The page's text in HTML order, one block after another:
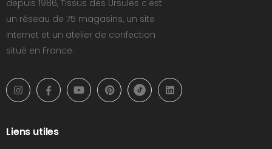
depuis 1986, Tissus des Ursules c'est
un réseau de 75 magasins, un site
Internet et un atelier de confection
situé en France.
Liens utiles